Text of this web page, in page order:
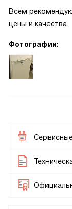
Всем
цены и качества.
Фотографии: